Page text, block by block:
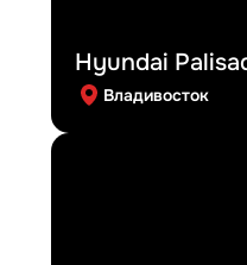
Hyundai
Владивосток